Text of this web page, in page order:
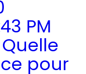
PM
pour